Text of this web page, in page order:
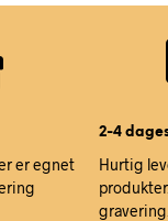
er egnet
2-4
Hurtig
gravering.